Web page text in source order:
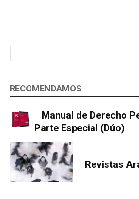
RECOMENDAMOS
Manual de Derecho
Parte Especial (Dúo)
Revistas